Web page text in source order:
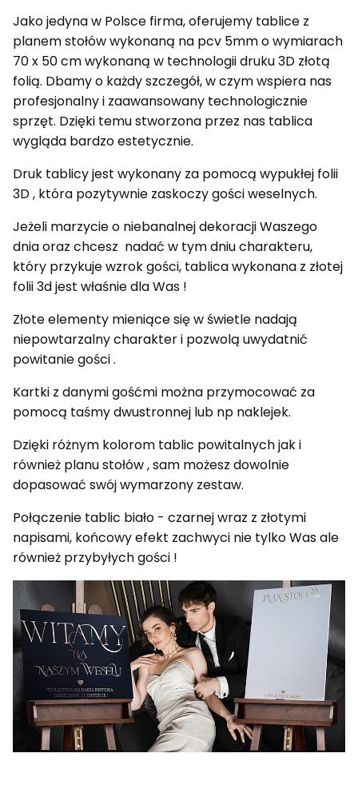
Jako jedyna w Polsce firma, oferujemy tablice z
planem stołów wykonaną na pcv 5mm o wymiarach
70 x 50 cm wykonaną w technologii druku 3D złotą
folią. Dbamy o każdy szczegół, w czym wspiera nas
profesjonalny i zaawansowany technologicznie
sprzęt. Dzięki temu stworzona przez nas tablica
wygląda bardzo estetycznie.
Druk tablicy jest wykonany za pomocą wypukłej folii
3D , która pozytywnie zaskoczy gości weselnych.
Jeżeli marzycie o niebanalnej dekoracji Waszego
dnia oraz chcesz nadać w tym dniu charakteru,
który przykuje wzrok gości, tablica wykonana z złotej
folii 3d jest właśnie dla Was !
Złote elementy mieniące się w świetle nadają
niepowtarzalny charakter i pozwolą uwydatnić
powitanie gości .
Kartki z danymi gośćmi można przymocować za
pomocą taśmy dwustronnej lub np naklejek.
Dzięki różnym kolorom tablic powitalnych jak i
również planu stołów , sam możesz dowolnie
dopasować swój wymarzony zestaw.
Połączenie tablic biało - czarnej wraz z złotymi
napisami, końcowy efekt zachwyci nie tylko Was ale
również przybyłych gości !